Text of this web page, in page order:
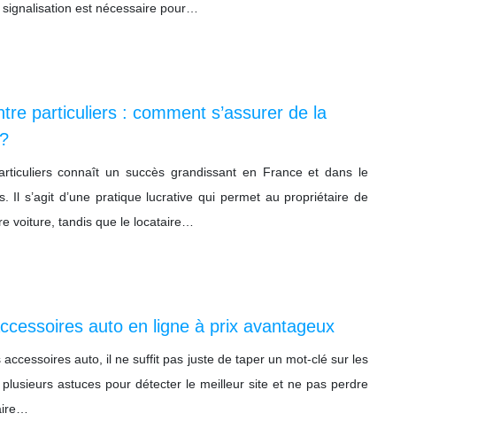
est nécessaire pour…
particuliers : comment s’assurer de la
connaît un succès grandissant en France et dans le
Il s’agit d’une pratique lucrative qui permet au propriétaire de
voiture, tandis que le locataire…
auto en ligne à prix avantageux
auto, il ne suffit pas juste de taper un mot-clé sur les
astuces pour détecter le meilleur site et ne pas perdre